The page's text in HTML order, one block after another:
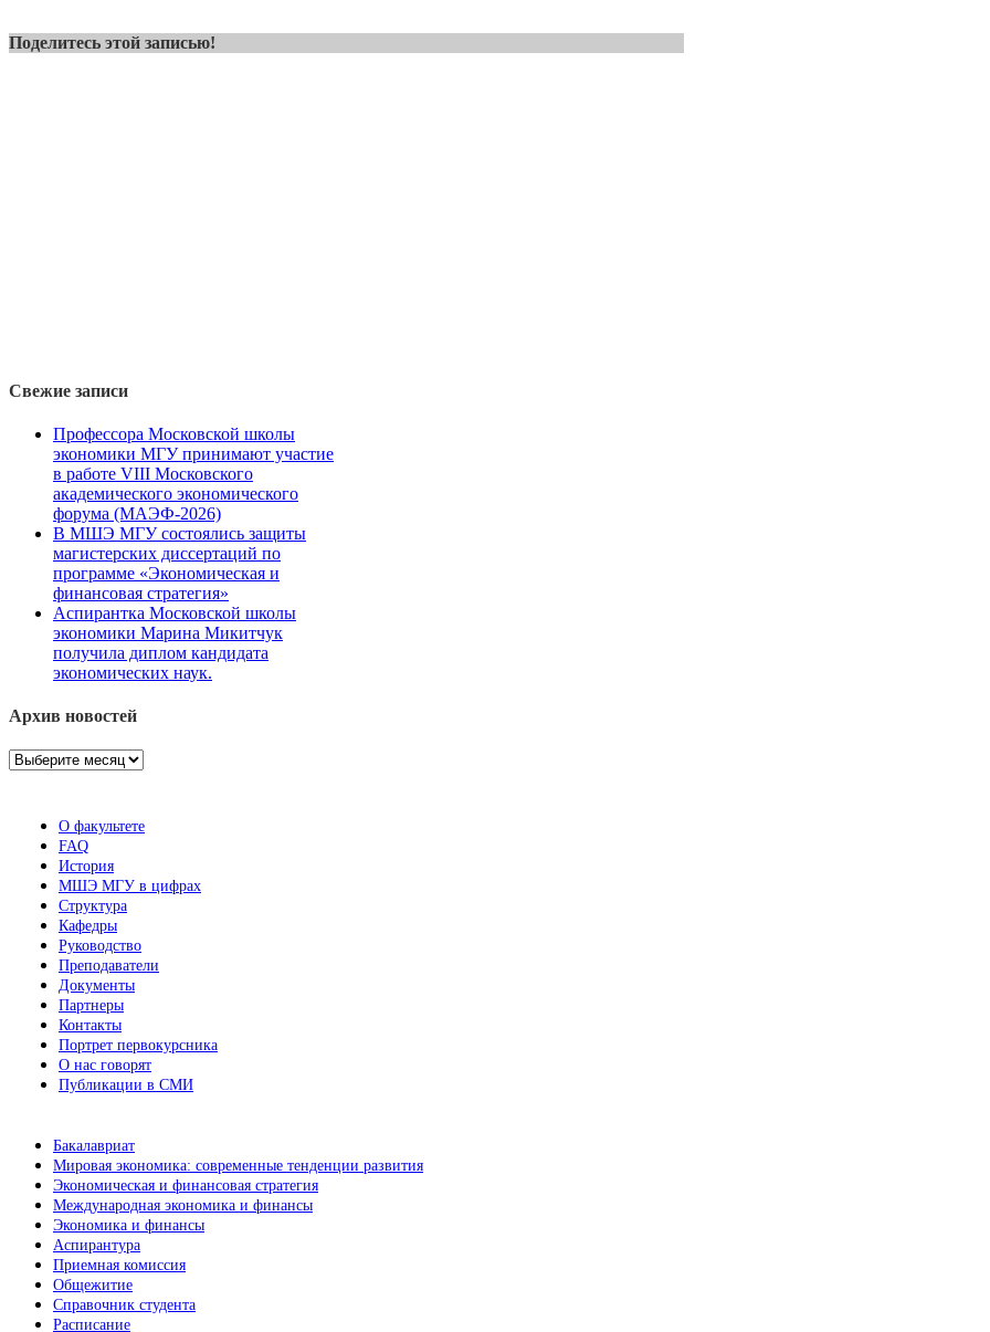
Поделитесь этой записью!
Свежие записи
Профессора Московской школы
экономики МГУ принимают участие
в работе VIII Московского
академического экономического
форума (МАЭФ-2026)
В МШЭ МГУ состоялись защиты
магистерских диссертаций по
программе «Экономическая и
финансовая стратегия»
Аспирантка Московской школы
экономики Марина Микитчук
получила диплом кандидата
экономических наук.
Архив новостей
Архив
О факультете
FAQ
История
МШЭ МГУ в цифрах
Структура
Кафедры
Руководство
Преподаватели
Документы
Партнеры
Контакты
Портрет первокурсника
О нас говорят
Публикации в СМИ
Бакалавриат
Мировая экономика: современные тенденции развития
Экономическая и финансовая стратегия
Международная экономика и финансы
Экономика и финансы
Аспирантура
Приемная комиссия
Общежитие
Справочник студента
Расписание